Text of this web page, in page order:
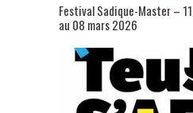
Festival Sadique-Master –
au 08 mars 2026